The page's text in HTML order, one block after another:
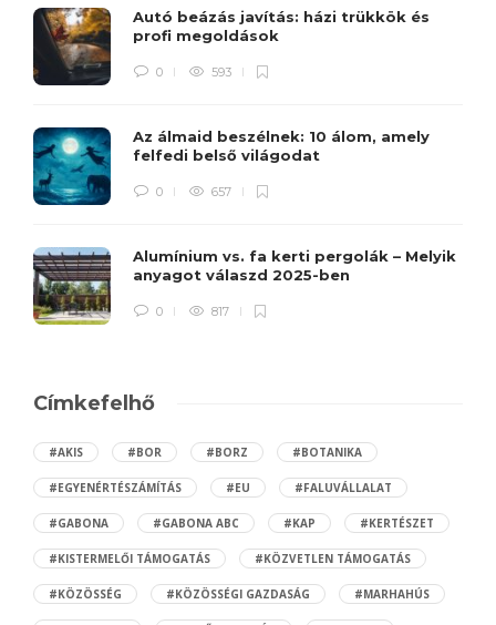
Autó beázás javítás: házi trükkök és
profi megoldások
0 593
Az álmaid beszélnek: 10 álom, amely
felfedi belső világodat
0 657
Alumínium vs. fa kerti pergolák – Melyik
anyagot válaszd 2025-ben
0 817
Címkefelhő
#AKIS #BOR #BORZ #BOTANIKA
#EGYENÉRTÉSZÁMÍTÁS #EU #FALUVÁLLALAT
#GABONA #GABONA ABC #KAP #KERTÉSZET
#KISTERMELŐI TÁMOGATÁS #KÖZVETLEN TÁMOGATÁS
#KÖZÖSSÉG #KÖZÖSSÉGI GAZDASÁG #MARHAHÚS